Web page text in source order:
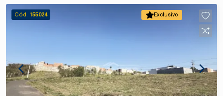
Exclusivo
Cód. 155024